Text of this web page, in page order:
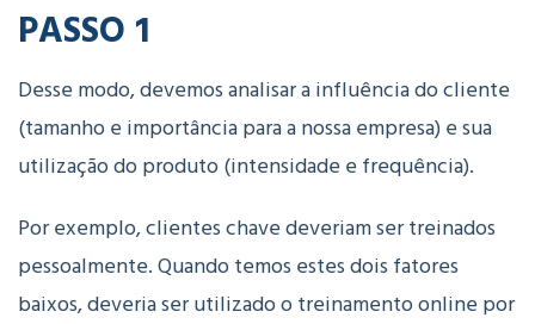
PASSO 1
Desse modo, devemos analisar a influência do cliente
(tamanho e importância para a nossa empresa) e sua
utilização do produto (intensidade e frequência).
Por exemplo, clientes chave deveriam ser treinados
pessoalmente. Quando temos estes dois fatores
baixos, deveria ser utilizado o treinamento online por